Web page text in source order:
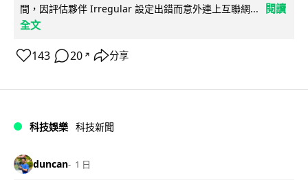
間，因評估夥伴 Irregular 設定出錯而意外連上互聯網...
閱讀
全文
143 20 ↗ 分享
科技娛樂 科技新聞
duncan 1 日